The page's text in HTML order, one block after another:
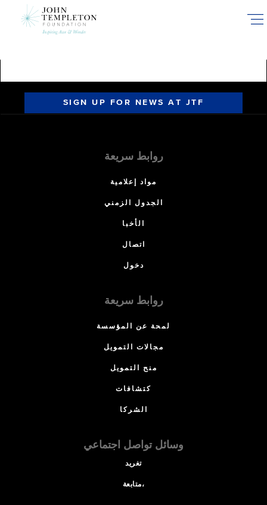
SIGN UP FOR NEWS AT JTF
روابط سريعة
مواد إعلامية
الجدول الزمني
الأخبا
اتصال
دخول
روابط سريعة
لمحة عن المؤسسة
مجالات التمويل
منح التمويل
كتشافات
الشركا
وسائل تواصل اجتماعي
تغريد
متابعة،